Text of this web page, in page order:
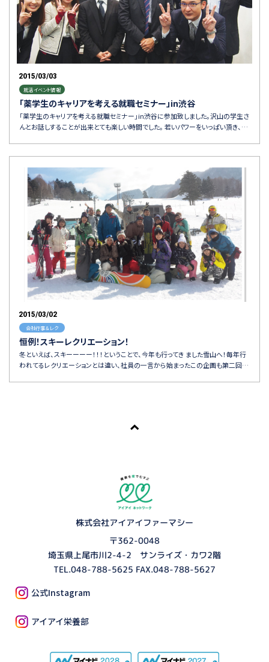
2015/03/03
就活イベント情報
「薬学生のキャリアを考える就職セミナー」in渋谷
「薬学生のキャリアを考える就職セミナー」in渋谷に参加致しました。沢山の学生さ
んとお話しすることが出来とても楽しい時間でした。 若いパワーをいっぱい頂き、…
2015/03/02
会社行事＆レク
恒例！スキーレクリエーション！
冬といえば、スキーーーー！！！ということで、今年も行ってき ました雪山へ！毎年行
われてるレクリエーションとは違い、社員の一言から始まったこの企画も第二回…
株式会社アイアイファーマシー
〒362-0048
埼玉県上尾市川2-4-2 サンライズ・カワ2階
TEL.048-788-5625 FAX.048-788-5627
公式Instagram
アイアイ栄養部